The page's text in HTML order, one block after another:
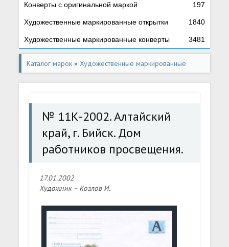
Конверты с оригинальной маркой 197
Художественные маркированные открытки 1840
Художественные маркированные конверты 3481
Каталог марок »Художественные маркированные
конверты» № 11К-2002. Алтайский край, г. Бийск. Дом
№ 11К-2002. Алтайский
край, г. Бийск. Дом
работников просвещения.
17.01.2002
Художник – Козлов И.